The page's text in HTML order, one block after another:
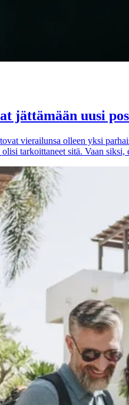
jättämään uusi
vierailunsa olleen yksi
tarkoittaneet sitä. Vaan